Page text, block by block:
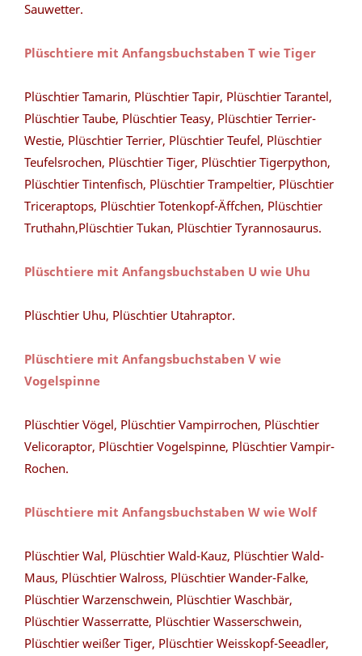
Sauwetter.
Plüschtiere mit Anfangsbuchstaben T wie Tiger
Plüschtier Tamarin, Plüschtier Tapir, Plüschtier Tarantel,
Plüschtier Taube, Plüschtier Teasy, Plüschtier Terrier-
Westie, Plüschtier Terrier, Plüschtier Teufel, Plüschtier
Teufelsrochen, Plüschtier Tiger, Plüschtier Tigerpython,
Plüschtier Tintenfisch, Plüschtier Trampeltier, Plüschtier
Triceraptops, Plüschtier Totenkopf-Äffchen, Plüschtier
Truthahn,Plüschtier Tukan, Plüschtier Tyrannosaurus.
Plüschtiere mit Anfangsbuchstaben U wie Uhu
Plüschtier Uhu, Plüschtier Utahraptor.
Plüschtiere mit Anfangsbuchstaben V wie
Vogelspinne
Plüschtier Vögel, Plüschtier Vampirrochen, Plüschtier
Velicoraptor, Plüschtier Vogelspinne, Plüschtier Vampir-
Rochen.
Plüschtiere mit Anfangsbuchstaben W wie Wolf
Plüschtier Wal, Plüschtier Wald-Kauz, Plüschtier Wald-
Maus, Plüschtier Walross, Plüschtier Wander-Falke,
Plüschtier Warzenschwein, Plüschtier Waschbär,
Plüschtier Wasserratte, Plüschtier Wasserschwein,
Plüschtier weißer Tiger, Plüschtier Weisskopf-Seeadler,